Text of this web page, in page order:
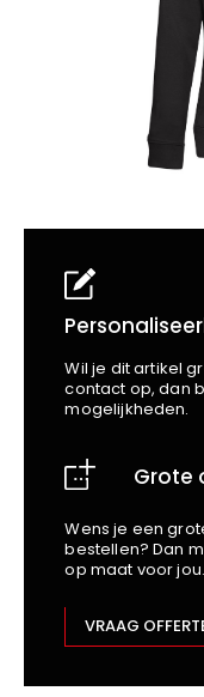
Business
Beechfield
Blakläder
Claude
Edge Safety
Harvest
Heckel
Hydrowear
Jassz
Kariban
M-Safe
OXXA
Premier
Wil je dit artikel
contact op, dan
mogelijkheden.
Grote
Wens je een
bestellen? Dan
op maat voor jou.
VRAAG